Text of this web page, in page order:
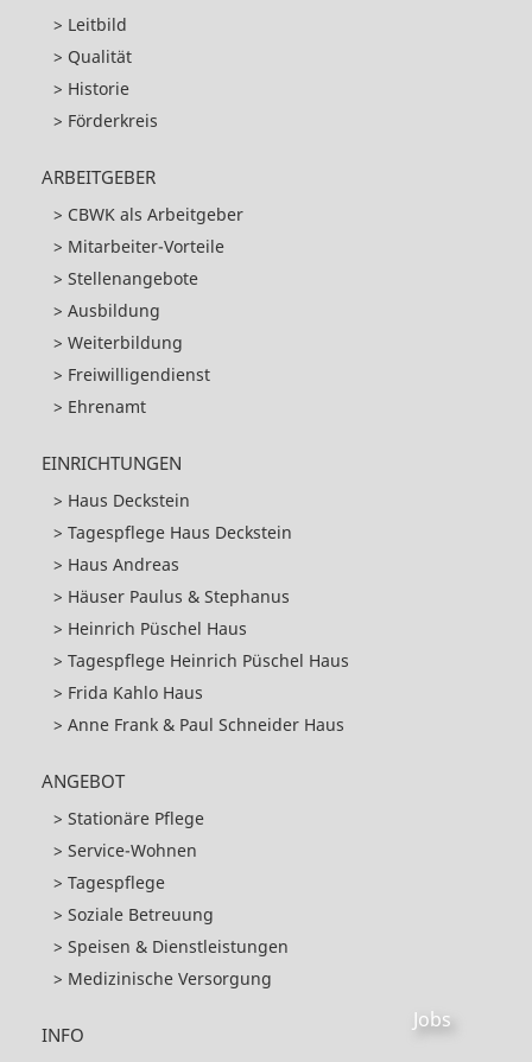
Leitbild
Qualität
Historie
Förderkreis
ARBEITGEBER
CBWK als Arbeitgeber
Mitarbeiter-Vorteile
Stellenangebote
Ausbildung
Weiterbildung
Freiwilligendienst
Ehrenamt
EINRICHTUNGEN
Haus Deckstein
Tagespflege Haus Deckstein
Haus Andreas
Häuser Paulus & Stephanus
Heinrich Püschel Haus
Tagespflege Heinrich Püschel Haus
Frida Kahlo Haus
Anne Frank & Paul Schneider Haus
ANGEBOT
Stationäre Pflege
Service-Wohnen
Tagespflege
Soziale Betreuung
Speisen & Dienstleistungen
Medizinische Versorgung
INFO
Jobs